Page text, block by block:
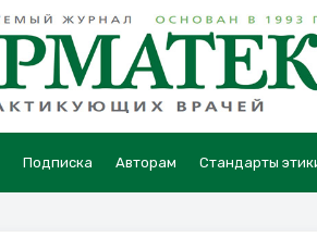
Подписка Авторам Стандарты